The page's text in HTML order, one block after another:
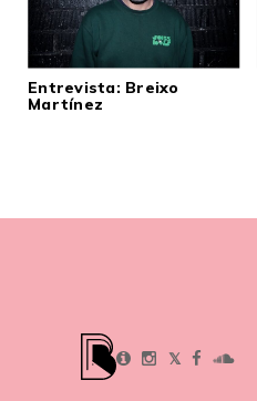
Entrevista: Breixo
Martínez
𝕏